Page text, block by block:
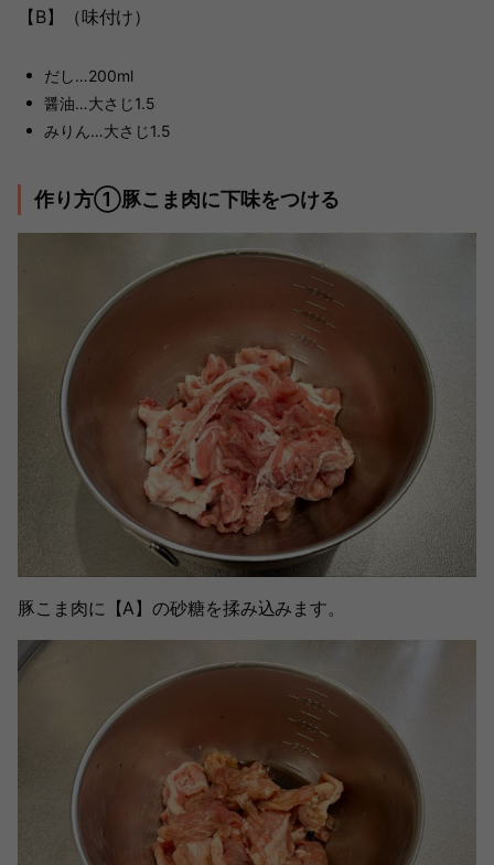
【B】（味付け）
だし…200ml
醤油…大さじ1.5
みりん…大さじ1.5
作り方①豚こま肉に下味をつける
豚こま肉に【A】の砂糖を揉み込みます。